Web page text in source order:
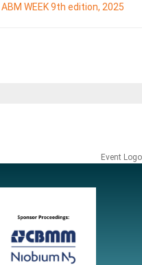
ABM WEEK 9th edition, 2025
Event Logo